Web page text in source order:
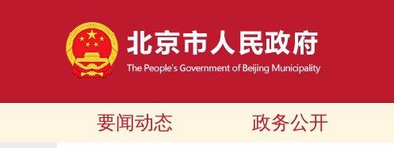
要闻动态 政务公开